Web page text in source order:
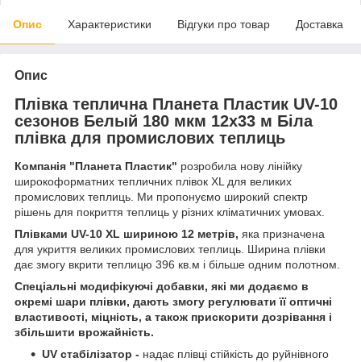
Опис Характеристики Відгуки про товар Доставка
Опис
Плівка теплична Планета Пластик UV-10
сезонов Белый 180 мкм 12х33 м Біла
плівка для промислових теплиць
Компанія "Планета Пластик" розробила нову лінійку
широкоформатних тепличних плівок ХL для великих
промислових теплиць. Ми пропонуємо широкий спектр
рішень для покриття теплиць у різних кліматичних умовах.
Плівками UV-10 XL шириною 12 метрів, яка призначена
для укриття великих промислових теплиць. Ширина плівки
дає змогу вкрити теплицю 396 кв.м і більше одним полотном.
Спеціальні модифікуючі добавки, які ми додаємо в
окремі шари плівки, дають змогу регулювати її оптичні
властивості, міцність, а також прискорити дозрівання і
збільшити врожайність.
UV стабілізатор - надає плівці стійкість до руйнівного